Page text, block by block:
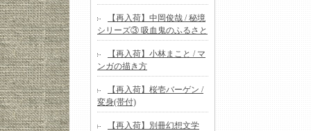
【再入荷】中岡俊哉 / 秘境
シリーズ③ 吸血鬼のふるさと
【再入荷】小林まこと / マ
ンガの描き方
【再入荷】桜壱バーゲン /
変身(帯付)
【再入荷】別冊幻想文学